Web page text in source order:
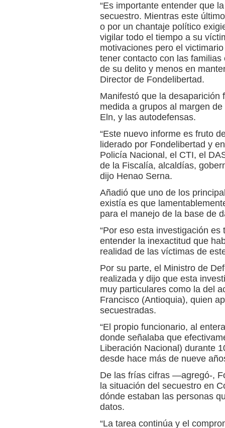
“Es importante entender que
secuestro. Mientras este
o por un chantaje político
vigilar todo el tiempo a su
motivaciones pero el
tener contacto con las
de su delito y menos en
Director de Fondelibertad.
Manifestó que la desaparición
medida a grupos al margen
Eln, y las autodefensas.
“Este nuevo informe es fruto
liderado por Fondelibertad y
Policía Nacional, el CTI, el
de la Fiscalía, alcaldías,
dijo Henao Serna.
Añadió que uno de los
existía es que
para el manejo de la base de
“Por eso esta investigación
entender la inexactitud que
realidad de las víctimas de
Por su parte, el Ministro de
realizada y dijo que esta
muy particulares como la del
Francisco (Antioquia), quien
secuestradas.
“El propio funcionario, al
donde señalaba que
Liberación Nacional) durante
desde hace más de nueve
De las frías cifras —agregó-,
la situación del secuestro en
dónde estaban las personas
datos.
“La tarea continúa y el